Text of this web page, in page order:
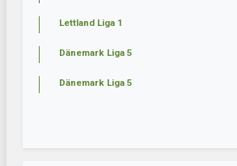
Lettland Liga 1
Dänemark Liga 5
Dänemark Liga 5